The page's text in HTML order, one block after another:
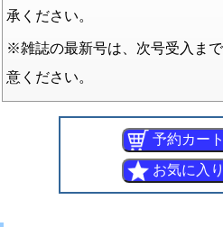
承ください。
※雑誌の最新号は、次号受入ま
意ください。